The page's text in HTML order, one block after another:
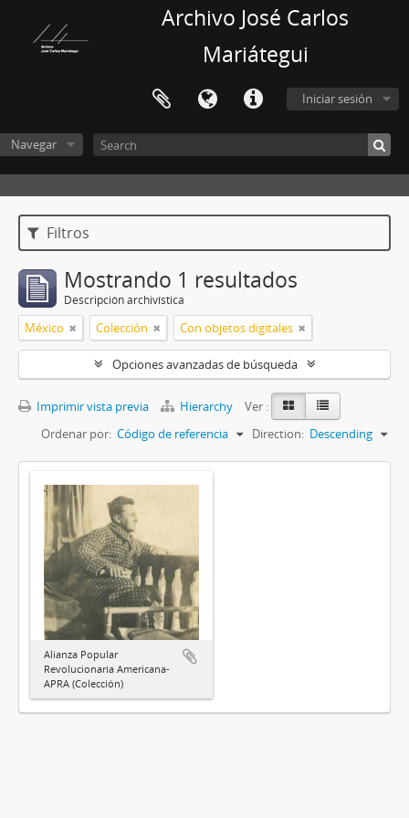
Archivo José Carlos
Mariátegui
Iniciar sesión
Navegar
Filtros
Mostrando 1 resultados
Descripción archivística
México Colección Con objetos digitales
Opciones avanzadas de búsqueda
Imprimir vista previa Hierarchy
Ver :
Ordenar por: Código de referencia Direction: Descending
Alianza Popular
Revolucionaria Americana-
APRA (Colección)